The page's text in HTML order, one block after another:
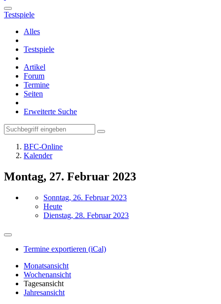
Testspiele
Alles
Testspiele
Artikel
Forum
Termine
Seiten
Erweiterte Suche
BFC-Online
Kalender
Montag, 27. Februar 2023
Sonntag, 26. Februar 2023
Heute
Dienstag, 28. Februar 2023
Termine exportieren (iCal)
Monatsansicht
Wochenansicht
Tagesansicht
Jahresansicht